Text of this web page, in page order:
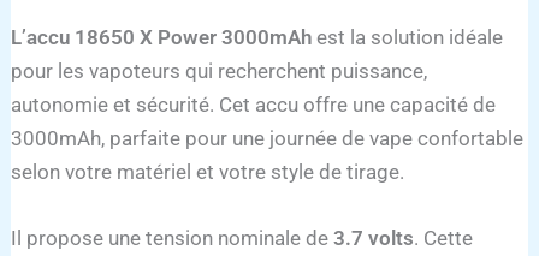
L’accu 18650 X Power 3000mAh est la solution idéale
pour les vapoteurs qui recherchent puissance,
autonomie et sécurité. Cet accu offre une capacité de
3000mAh, parfaite pour une journée de vape confortable
selon votre matériel et votre style de tirage.
Il propose une tension nominale de 3.7 volts. Cette